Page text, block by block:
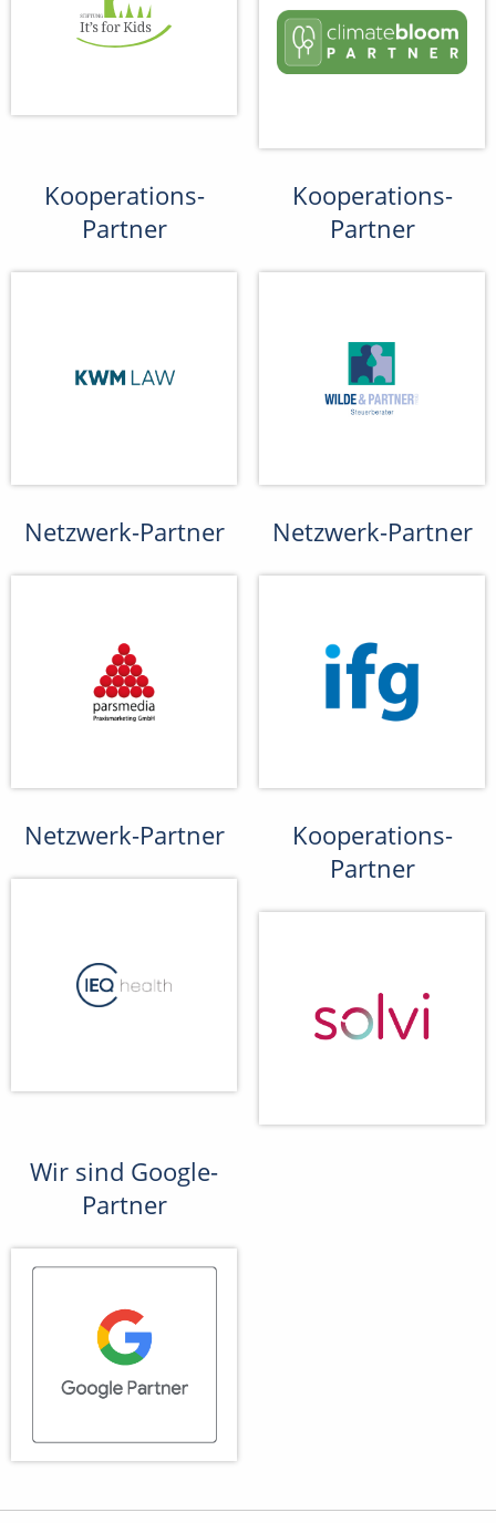
Kooperations-
Partner
Kooperations-
Partner
Netzwerk-Partner Netzwerk-Partner
Netzwerk-Partner
Kooperations-
Partner
Wir sind Google-
Partner